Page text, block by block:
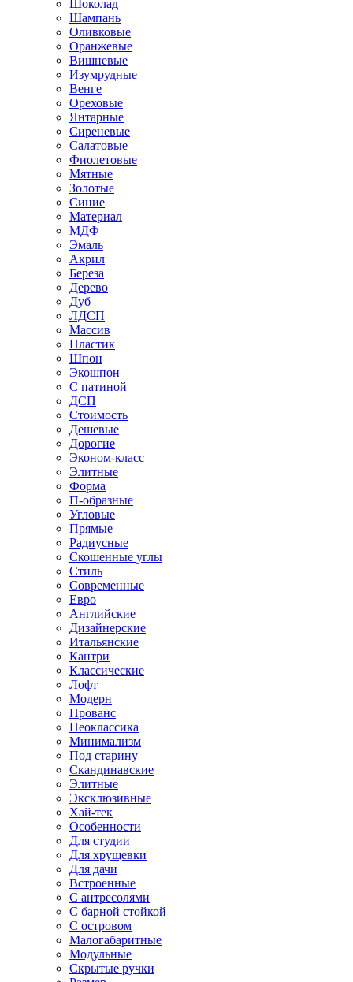
Шоколад
Шампань
Оливковые
Оранжевые
Вишневые
Изумрудные
Венге
Ореховые
Янтарные
Сиреневые
Салатовые
Фиолетовые
Мятные
Золотые
Синие
Материал
МДФ
Эмаль
Акрил
Береза
Дерево
Дуб
ЛДСП
Массив
Пластик
Шпон
Экошпон
С патиной
ДСП
Стоимость
Дешевые
Дорогие
Эконом-класс
Элитные
Форма
П-образные
Угловые
Прямые
Радиусные
Скошенные углы
Стиль
Современные
Евро
Английские
Дизайнерские
Итальянские
Кантри
Классические
Лофт
Модерн
Прованс
Неоклассика
Минимализм
Под старину
Скандинавские
Элитные
Эксклюзивные
Хай-тек
Особенности
Для студии
Для хрущевки
Для дачи
Встроенные
С антресолями
С барной стойкой
С островом
Малогабаритные
Модульные
Скрытые ручки